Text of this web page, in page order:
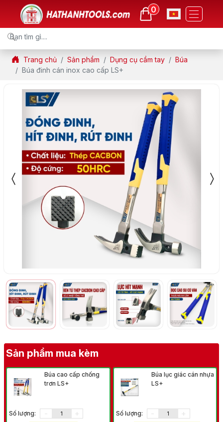
0
Trang chủ Sản phẩm Dụng cụ cầm tay
Búa
Búa đinh cán inox cao cấp LS+
Sản phẩm mua kèm
Búa cao cấp chống
trơn LS+
Số lượng:
Búa lục giác cán nhựa
LS+
Số lượng: